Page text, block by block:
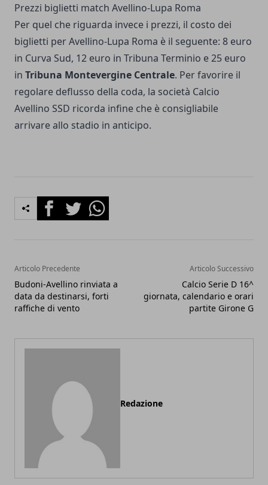
Prezzi biglietti match Avellino-Lupa Roma
Per quel che riguarda invece i prezzi, il costo dei
biglietti per Avellino-Lupa Roma è il seguente: 8 euro
in Curva Sud, 12 euro in Tribuna Terminio e 25 euro
in Tribuna Montevergine Centrale. Per favorire il
regolare deflusso della coda, la società Calcio
Avellino SSD ricorda infine che è consigliabile
arrivare allo stadio in anticipo.
FacebookTwitterWhatsapp
Articolo Precedente
Budoni-Avellino rinviata a
data da destinarsi, forti
raffiche di vento
Articolo Successivo
Calcio Serie D 16^
giornata, calendario e orari
partite Girone G
Redazione